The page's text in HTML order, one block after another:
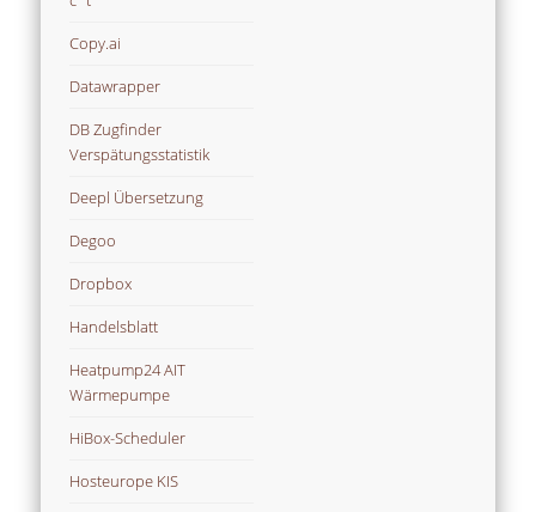
Copy.ai
Datawrapper
DB Zugfinder
Verspätungsstatistik
Deepl Übersetzung
Degoo
Dropbox
Handelsblatt
Heatpump24 AIT
Wärmepumpe
HiBox-Scheduler
Hosteurope KIS